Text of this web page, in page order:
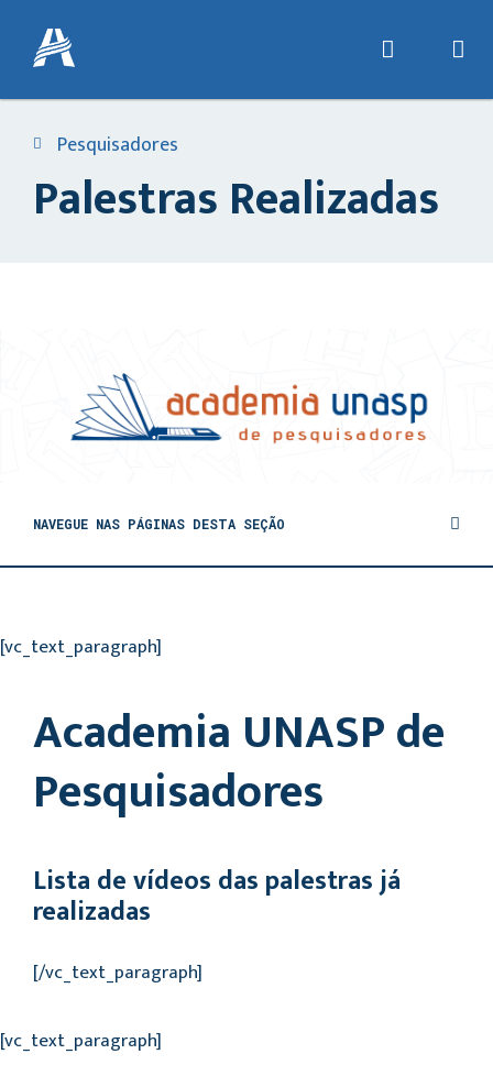
Pesquisadores
Palestras Realizadas
NAVEGUE NAS PÁGINAS DESTA SEÇÃO
[vc_text_paragraph]
Academia UNASP de
Pesquisadores
Lista de vídeos das palestras já
realizadas
[/vc_text_paragraph]
[vc_text_paragraph]